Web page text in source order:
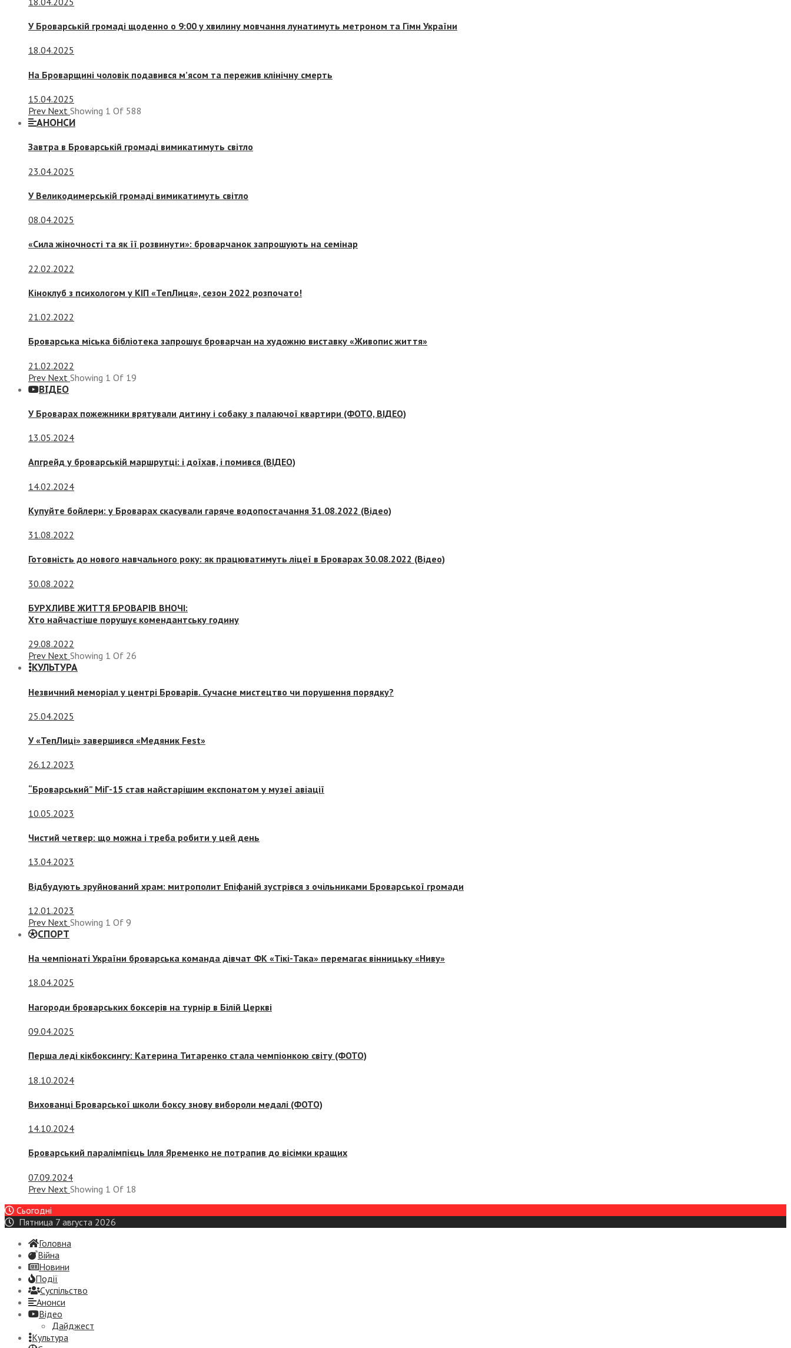
У Броварській громаді щоденно о 9:00 у хвилину мовчання лунатимуть метроном та Гімн України
18.04.2025
На Броварщині чоловік подавився м’ясом та пережив клінічну смерть
15.04.2025
Prev Next Showing 1 Of 588
АНОНСИ
Завтра в Броварській громаді вимикатимуть світло
23.04.2025
У Великодимерській громаді вимикатимуть світло
08.04.2025
«Сила жіночності та як її розвинути»: броварчанок запрошують на семінар
22.02.2022
Кіноклуб з психологом у КІП «ТепЛиця», сезон 2022 розпочато!
21.02.2022
Броварська міська бібліотека запрошує броварчан на художню виставку «Живопис життя»
21.02.2022
Prev Next Showing 1 Of 19
ВІДЕО
У Броварах пожежники врятували дитину і собаку з палаючої квартири (ФОТО, ВІДЕО)
13.05.2024
Апгрейд у броварській маршрутці: і доїхав, і помився (ВІДЕО)
14.02.2024
Купуйте бойлери: у Броварах скасували гаряче водопостачання 31.08.2022 (Відео)
31.08.2022
Готовність до нового навчального року: як працюватимуть ліцеї в Броварах 30.08.2022 (Відео)
30.08.2022
БУРХЛИВЕ ЖИТТЯ БРОВАРІВ ВНОЧІ:
Хто найчастіше порушує комендантську годину
29.08.2022
Prev Next Showing 1 Of 26
КУЛЬТУРА
Незвичний меморіал у центрі Броварів. Сучасне мистецтво чи порушення порядку?
25.04.2025
У «ТепЛиці» завершився «Медяник Fest»
26.12.2023
“Броварський” МіГ-15 став найстарішим експонатом у музеї авіації
10.05.2023
Чистий четвер: що можна і треба робити у цей день
13.04.2023
Відбудують зруйнований храм: митрополит Епіфаній зустрівся з очільниками Броварської громади
12.01.2023
Prev Next Showing 1 Of 9
СПОРТ
На чемпіонаті України броварська команда дівчат ФК «Тікі-Така» перемагає вінницьку «Ниву»
18.04.2025
Нагороди броварських боксерів на турнір в Білій Церкві
09.04.2025
Перша леді кікбоксингу: Катерина Титаренко стала чемпіонкою світу (ФОТО)
18.10.2024
Вихованці Броварської школи боксу знову вибороли медалі (ФОТО)
14.10.2024
Броварський паралімпієць Ілля Яременко не потрапив до вісімки кращих
07.09.2024
Prev Next Showing 1 Of 18
Сьогодні
Пятница 7 августа 2026
Головна
Війна
Новини
Події
Суспiльство
Анонси
Відео
Дайджест
Культура